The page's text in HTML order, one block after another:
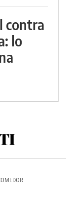
contra
lo